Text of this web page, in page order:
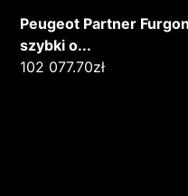
Peugeot Partner
szybki o...
102 077.70zł